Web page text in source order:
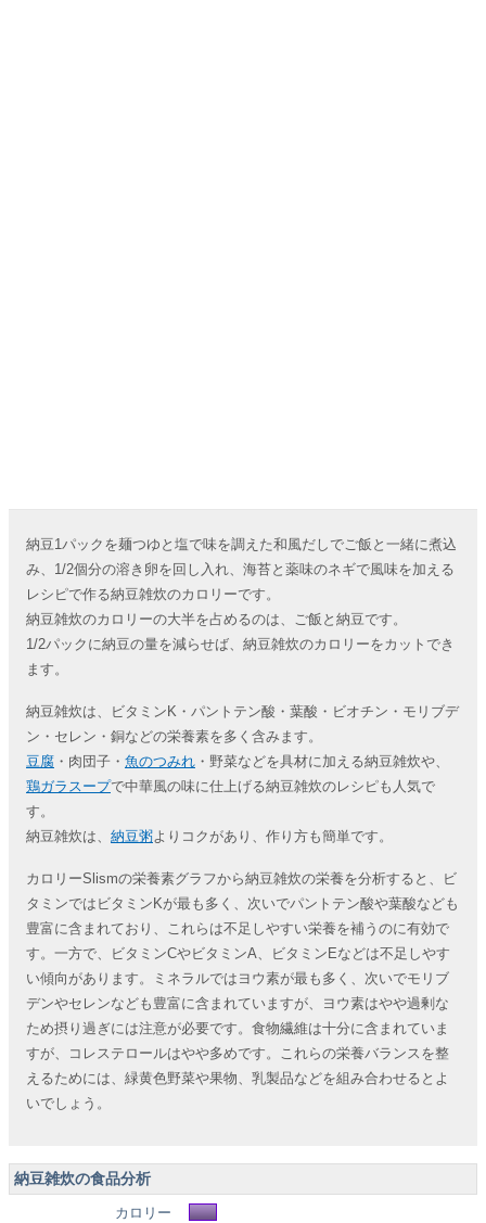
納豆1パックを麺つゆと塩で味を調えた和風だしでご飯と一緒に煮込
み、1/2個分の溶き卵を回し入れ、海苔と薬味のネギで風味を加える
レシピで作る納豆雑炊のカロリーです。
納豆雑炊のカロリーの大半を占めるのは、ご飯と納豆です。
1/2パックに納豆の量を減らせば、納豆雑炊のカロリーをカットでき
ます。
納豆雑炊は、ビタミンK・パントテン酸・葉酸・ビオチン・モリブデ
ン・セレン・銅などの栄養素を多く含みます。
豆腐 ・肉団子・ 魚のつみれ ・野菜などを具材に加える納豆雑炊や、
鶏ガラスープで中華風の味に仕上げる納豆雑炊のレシピも人気で
す。
納豆雑炊は、 納豆粥よりコクがあり、作り方も簡単です。
カロリーSlismの栄養素グラフから納豆雑炊の栄養を分析すると、ビ
タミンではビタミンKが最も多く、次いでパントテン酸や葉酸なども
豊富に含まれており、これらは不足しやすい栄養を補うのに有効で
す。一方で、ビタミンCやビタミンA、ビタミンEなどは不足しやす
い傾向があります。ミネラルではヨウ素が最も多く、次いでモリブ
デンやセレンなども豊富に含まれていますが、ヨウ素はやや過剰な
ため摂り過ぎには注意が必要です。食物繊維は十分に含まれていま
すが、コレステロールはやや多めです。これらの栄養バランスを整
えるためには、緑黄色野菜や果物、乳製品などを組み合わせるとよ
いでしょう。
納豆雑炊の食品分析
カロリー